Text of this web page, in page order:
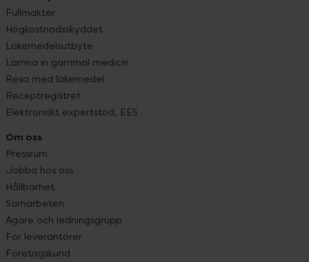
Fullmakter
Högkostnadsskyddet
Läkemedelsutbyte
Lämna in gammal medicin
Resa med läkemedel
Receptregistret
Elektroniskt expertstöd, EES
Om oss
Pressrum
Jobba hos oss
Hållbarhet
Samarbeten
Ägare och ledningsgrupp
För leverantörer
Företagskund